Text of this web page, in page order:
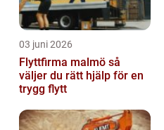
03 juni 2026
Flyttfirma malmö så
väljer du rätt hjälp för en
trygg flytt